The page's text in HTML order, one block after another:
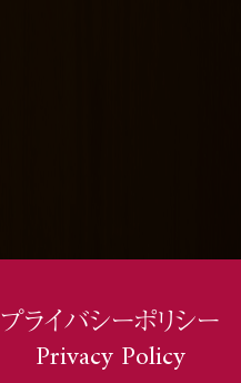
プライバシーポリシー
Privacy Policy